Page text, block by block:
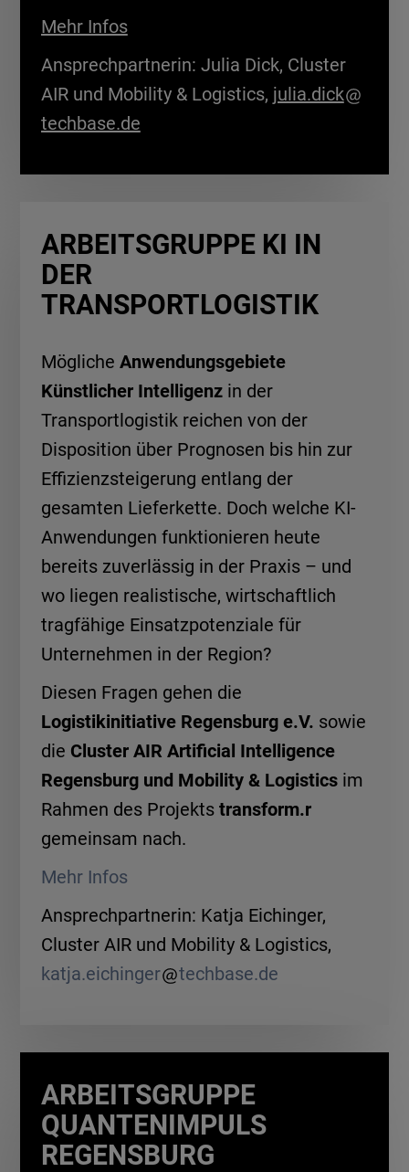
Mehr Infos
Ansprechpartnerin: Julia Dick, Cluster
AIR und Mobility & Logistics, julia.dick
techbase.de
ARBEITSGRUPPE KI IN
DER
TRANSPORTLOGISTIK
Mögliche Anwendungsgebiete
Künstlicher Intelligenzin der
Transportlogistik reichen von der
Disposition über Prognosen bis hin zur
Effizienzsteigerung entlang der
gesamten Lieferkette. Doch welche KI-
Anwendungen funktionieren heute
bereits zuverlässig in der Praxis – und
wo liegen realistische, wirtschaftlich
tragfähige Einsatzpotenziale für
Unternehmen in der Region?
Diesen Fragen gehen die
Logistikinitiative Regensburg e.V. sowie
die Cluster AIR Artificial Intelligence
Regensburg und Mobility & Logisticsim
Rahmen des Projektstransform.r
gemeinsam nach.
Mehr Infos
Ansprechpartnerin: Katja Eichinger,
Cluster AIR und Mobility & Logistics,
katja.eichinger
techbase.de
ARBEITSGRUPPE
QUANTENIMPULS
REGENSBURG